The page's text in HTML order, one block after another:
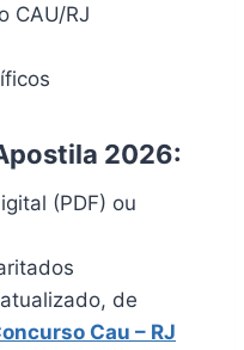
CAU/RJ
2026:
(PDF) ou
de
Cau – RJ